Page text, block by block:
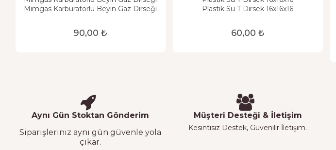
Mimgas Karbüratörlü Beyin Gaz Dirseği
90,00 ₺
Plastik Su T Dirsek 16x16x16
60,00 ₺
Aynı Gün Stoktan Gönderim
Siparişleriniz aynı gün güvenle yola
çıkar.
Müşteri Desteği & İletişim
Kesintisiz Destek, Güvenilir İletişim.